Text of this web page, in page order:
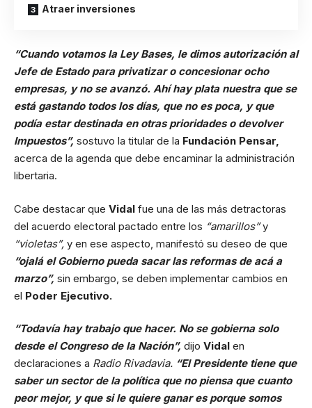
Atraer inversiones
“Cuando votamos la Ley Bases, le dimos autorización al
Jefe de Estado para privatizar o concesionar ocho
empresas, y no se avanzó. Ahí hay plata nuestra que se
está gastando todos los días, que no es poca, y que
podía estar destinada en otras prioridades o devolver
Impuestos”, sostuvo la titular de la Fundación Pensar,
acerca de la agenda que debe encaminar la administración
libertaria.
Cabe destacar que Vidal fue una de las más detractoras
del acuerdo electoral pactado entre los “amarillos”y
“violetas”, y en ese aspecto, manifestó su deseo de que
“ojalá el Gobierno pueda sacar las reformas de acá a
marzo”, sin embargo, se deben implementar cambios en
el Poder Ejecutivo.
“Todavía hay trabajo que hacer. No se gobierna solo
desde el Congreso de la Nación”, dijo Vidal en
declaraciones a Radio Rivadavia. “El Presidente tiene que
saber un sector de la política que no piensa que cuanto
peor mejor, y que si le quiere ganar es porque somos